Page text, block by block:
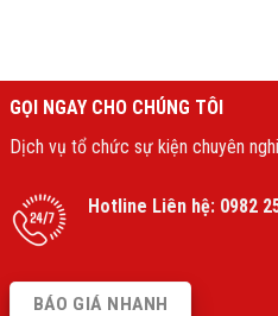
GỌI NGAY CHO CHÚNG TÔI
Dịch vụ tổ chức sự kiện chuyên
Hotline Liên hệ: 0982
BÁO GIÁ NHANH